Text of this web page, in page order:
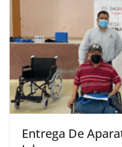
Entrega De